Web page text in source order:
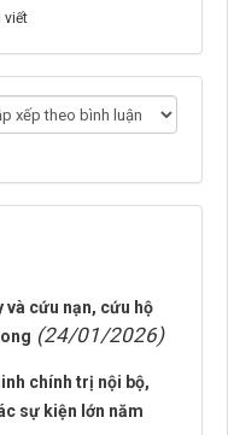
viết
cứu nạn, cứu hộ
(24/01/2026)
chính trị nội bộ,
sự kiện lớn năm